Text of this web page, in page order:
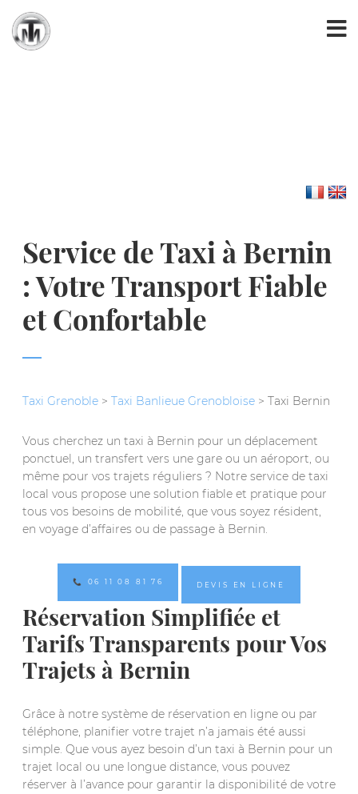
Service de Taxi à Bernin
: Votre Transport Fiable
et Confortable
Taxi Grenoble > Taxi Banlieue Grenobloise > Taxi Bernin
Vous cherchez un taxi à Bernin pour un déplacement
ponctuel, un transfert vers une gare ou un aéroport, ou
même pour vos trajets réguliers ? Notre service de taxi
local vous propose une solution fiable et pratique pour
tous vos besoins de mobilité, que vous soyez résident,
en voyage d’affaires ou de passage à Bernin.
📞 06 11 08 81 76 DEVIS EN LIGNE
Réservation Simplifiée et
Tarifs Transparents pour Vos
Trajets à Bernin
Grâce à notre système de réservation en ligne ou par
téléphone, planifier votre trajet n’a jamais été aussi
simple. Que vous ayez besoin d’un taxi à Bernin pour un
trajet local ou une longue distance, vous pouvez
réserver à l’avance pour garantir la disponibilité de votre